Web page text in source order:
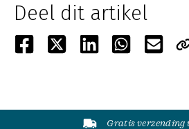
Deel dit artikel
Gratis verzending